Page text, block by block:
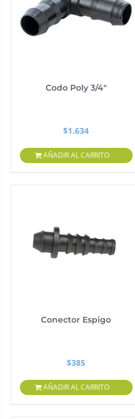
Codo Poly 3/4″
$1.634
AÑADIR AL CARRITO
Conector Espigo
$385
AÑADIR AL CARRITO